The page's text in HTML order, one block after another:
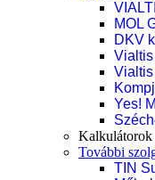
MOL
DKV
Yes!
Kalkulátorok
További
TIN